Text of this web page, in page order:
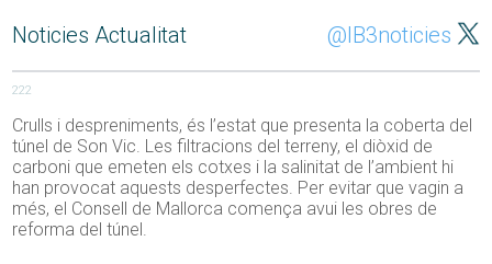
Noticies Actualitat @IB3noticies
222
Crulls i despreniments, és l’estat que presenta la coberta del
túnel de Son Vic. Les filtracions del terreny, el diòxid de
carboni que emeten els cotxes i la salinitat de l’ambient hi
han provocat aquests desperfectes. Per evitar que vagin a
més, el Consell de Mallorca comença avui les obres de
reforma del túnel.